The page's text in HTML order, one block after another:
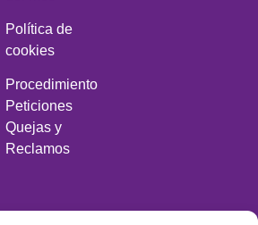
Política de
cookies
Procedimiento
Peticiones
Quejas y
Reclamos